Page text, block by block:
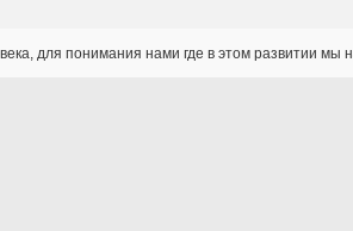
для понимания нами где в этом развитии мы